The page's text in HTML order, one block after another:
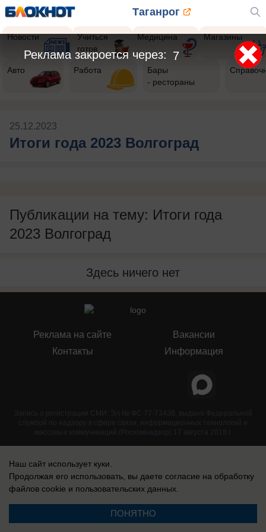
Таганрог
Новости
Учиться
готов
Медицина Магазины
Авто Работа
Бары
- рестораны
25.12.2023
Итоги года 2023 Волгоград
Публикации на тему: Итоги года
2023 Волгоград
Здесь ничего нет
Реклама на сайте
Контакты
Вакансии
Информация
Запись о регистрации СМИ: Эл № ФС 77-73438, выдано Федеральной
службой по надзору в сфере связи, информационных технологий и
массовых коммуникаций (Роскомнадзор) 17 августа 2018 г.
Наш сайт использует куки.
Продолжая его использовать, вы даете согласие на обработку
файлов cookie и пользовательских данных.
ПОНЯТНО
7
Реклама закроется через: